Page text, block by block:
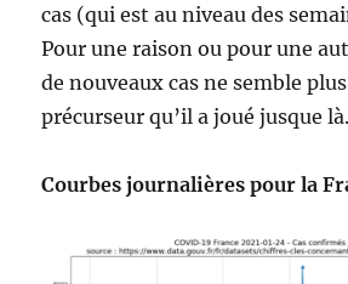
cas (qui est au niveau des
Pour une raison ou pour une
de nouveaux cas ne semble
précurseur qu’il a joué jusque là.
Courbes journalières pour la